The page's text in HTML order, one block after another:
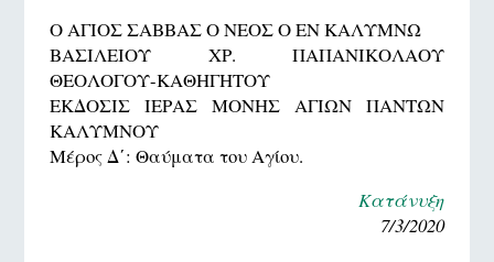
Ο ΑΓΙΟΣ ΣΑΒΒΑΣ Ο ΝΕΟΣ Ο ΕΝ ΚΑΛΥΜΝΩ
ΒΑΣΙΛΕΙΟΥ ΧΡ. ΠΑΠΑΝΙΚΟΛΑΟΥ
ΘΕΟΛΟΓΟΥ-ΚΑΘΗΓΗΤΟΥ
ΕΚΔΟΣΙΣ ΙΕΡΑΣ ΜΟΝΗΣ ΑΓΙΩΝ ΠΑΝΤΩΝ
ΚΑΛΥΜΝΟΥ
Μέρος Δ΄: Θαύματα του Αγίου.
Κατάνυξη
7/3/2020